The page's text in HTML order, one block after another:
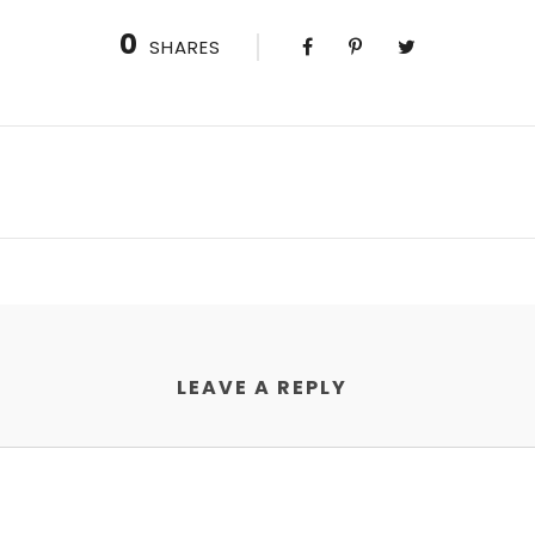
0 SHARES
LEAVE A REPLY